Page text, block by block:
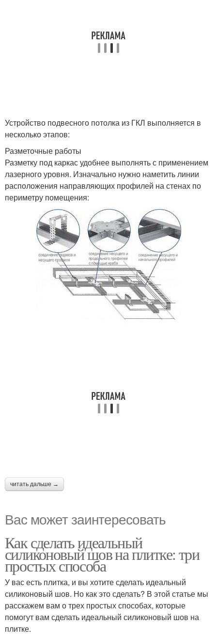
Устройство подвесного потолка из ГКЛ выполняется в
несколько этапов:
Разметочные работы
Разметку под каркас удобнее выполнять с применением
лазерного уровня. Изначально нужно наметить линии
расположения направляющих профилей на стенах по
периметру помещения:
читать дальше →
Вас может заинтересовать
Как сделать идеальный
силиконовый шов на плитке: три
простых способа
У вас есть плитка, и вы хотите сделать идеальный
силиконовый шов. Но как это сделать? В этой статье мы
расскажем вам о трех простых способах, которые
помогут вам сделать идеальный силиконовый шов на
плитке.